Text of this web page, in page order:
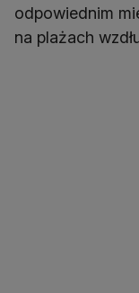
odpowiednim
na plażach